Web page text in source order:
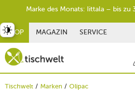
SHOP MAGAZIN SERVICE
Tischwelt Marken Olipac
umschalten
Marke des Monats: Iittala – bis zu